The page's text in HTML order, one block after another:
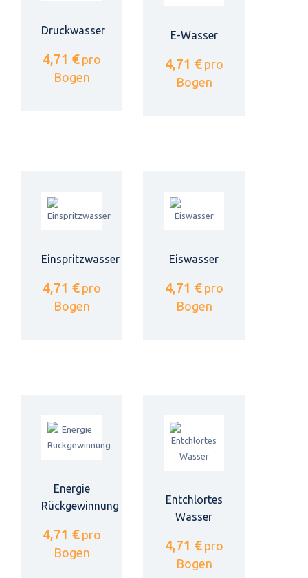
Druckwasser
4,71 € pro
Bogen
E-Wasser
4,71 € pro
Bogen
Einspritzwasser
4,71 € pro
Bogen
Eiswasser
4,71 € pro
Bogen
Energie
Rückgewinnung
4,71 € pro
Bogen
Entchlortes
Wasser
4,71 € pro
Bogen